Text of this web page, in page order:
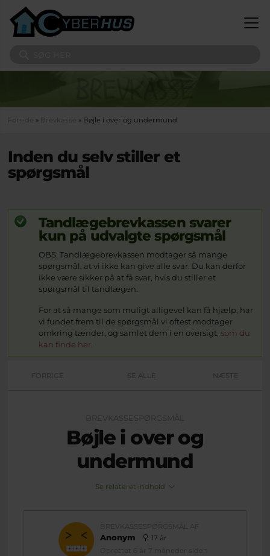
Du er her
» Brevkasse » Bøjle i over og undermund
Inden du selv stiller et
spørgsmål
Tandlægebrevkassen svarer
kun på udvalgte spørgsmål
OBS: Tandlægebrevkassen modtager så mange
spørgsmål, at vi ikke kan give alle svar. Du kan derfor
ikke være sikker på at få svar, hvis du stiller et
spørgsmål til tandlægen.
For at så mange som muligt alligevel kan få hjælp, har
vi fundet frem til de spørgsmål vi oftest modtager
omkring tænder, og samlet dem i en oversigt, som du
kan finde her.
FORRIGE SE ALLE NÆSTE
BREVKASSESPØRGSMÅL
Bøjle i over og
undermund
Se relateret indhold
BREVKASSESPØRGSMÅL AF
Anonym
17 år
Oprettet 6 år 7 måneder siden